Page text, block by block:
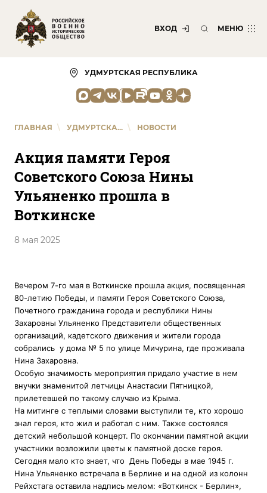
ВХОД МЕНЮ
УДМУРТСКАЯ РЕСПУБЛИКА
ГЛАВНАЯ \ УДМУРТСКА... \ НОВОСТИ
Акция памяти Героя
Советского Союза Нины
Ульяненко прошла в
Воткинске
8 мая 2025
Вечером 7-го мая в Воткинске прошла акция, посвященная
80-летию Победы, и памяти Героя Советского Союза,
Почетного гражданина города и республики Нины
Захаровны Ульяненко Представители общественных
организаций, кадетского движения и жители города
собрались у дома № 5 по улице Мичурина, где проживала
Нина Захаровна.
Особую значимость мероприятия придало участие в нем
внучки знаменитой летчицы Анастасии Пятницкой,
прилетевшей по такому случаю из Крыма.
На митинге с теплыми словами выступили те, кто хорошо
знал героя, кто жил и работал с ним. Также состоялся
детский небольшой концерт. По окончании памятной акции
участники возложили цветы к памятной доске героя.
Сегодня мало кто знает, что День Победы в мае 1945 г.
Нина Ульяненко встречала в Берлине и на одной из колонн
Рейхстага оставила надпись мелом: «Воткинск - Берлин»,